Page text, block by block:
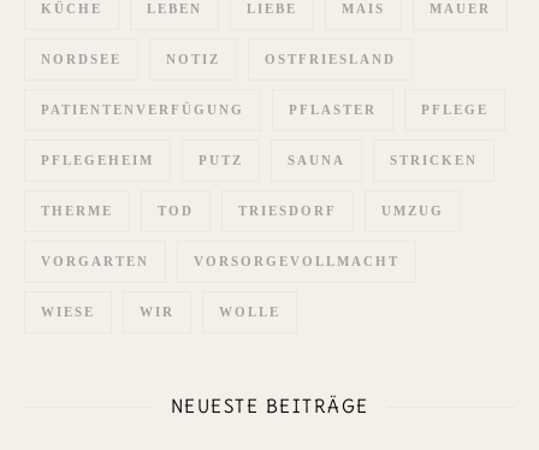
KÜCHE LEBEN LIEBE MAIS MAUER
NORDSEE NOTIZ OSTFRIESLAND
PATIENTENVERFÜGUNG PFLASTER PFLEGE
PFLEGEHEIM PUTZ SAUNA STRICKEN
THERME TOD TRIESDORF UMZUG
VORGARTEN VORSORGEVOLLMACHT
WIESE WIR WOLLE
NEUESTE BEITRÄGE